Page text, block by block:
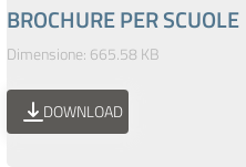
BROCHURE PER SCUOLE
Dimensione: 665.58 KB
DOWNLOAD